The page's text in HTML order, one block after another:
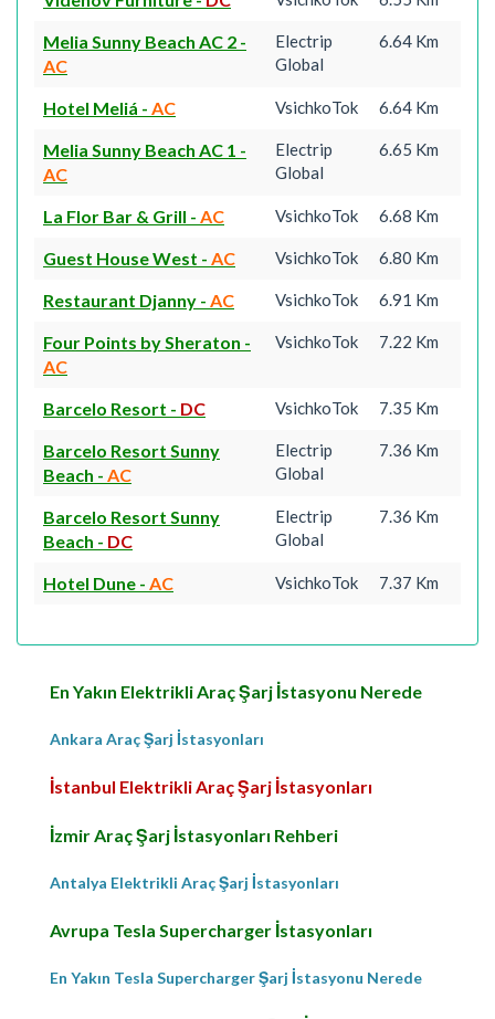
Melia Sunny Beach AC 2 -
AC
Electrip
Global
6.64 Km
Hotel Meliá - AC VsichkoTok 6.64 Km
Melia Sunny Beach AC 1 -
AC
Electrip
Global
6.65 Km
La Flor Bar & Grill - AC VsichkoTok 6.68 Km
Guest House West - AC VsichkoTok 6.80 Km
Restaurant Djanny - AC VsichkoTok 6.91 Km
Four Points by Sheraton -
AC
VsichkoTok 7.22 Km
Barcelo Resort - DC VsichkoTok 7.35 Km
Barcelo Resort Sunny
Beach - AC
Electrip
Global
7.36 Km
Barcelo Resort Sunny
Beach - DC
Electrip
Global
7.36 Km
Hotel Dune - AC VsichkoTok 7.37 Km
En Yakın Elektrikli Araç Şarj İstasyonu Nerede
Ankara Araç Şarj İstasyonları
İstanbul Elektrikli Araç Şarj İstasyonları
İzmir Araç Şarj İstasyonları Rehberi
Antalya Elektrikli Araç Şarj İstasyonları
Avrupa Tesla Supercharger İstasyonları
En Yakın Tesla Supercharger Şarj İstasyonu Nerede